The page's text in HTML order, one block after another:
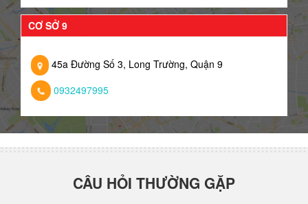
CƠ SỞ 9
45a Đường Số 3, Long Trường, Quận 9
0932497995
CÂU HỎI THƯỜNG GẶP